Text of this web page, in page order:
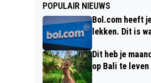
POPULAIR NIEUWS
Bol.com heeft
lekken. Dit is
Dit heb je
op Bali te leven